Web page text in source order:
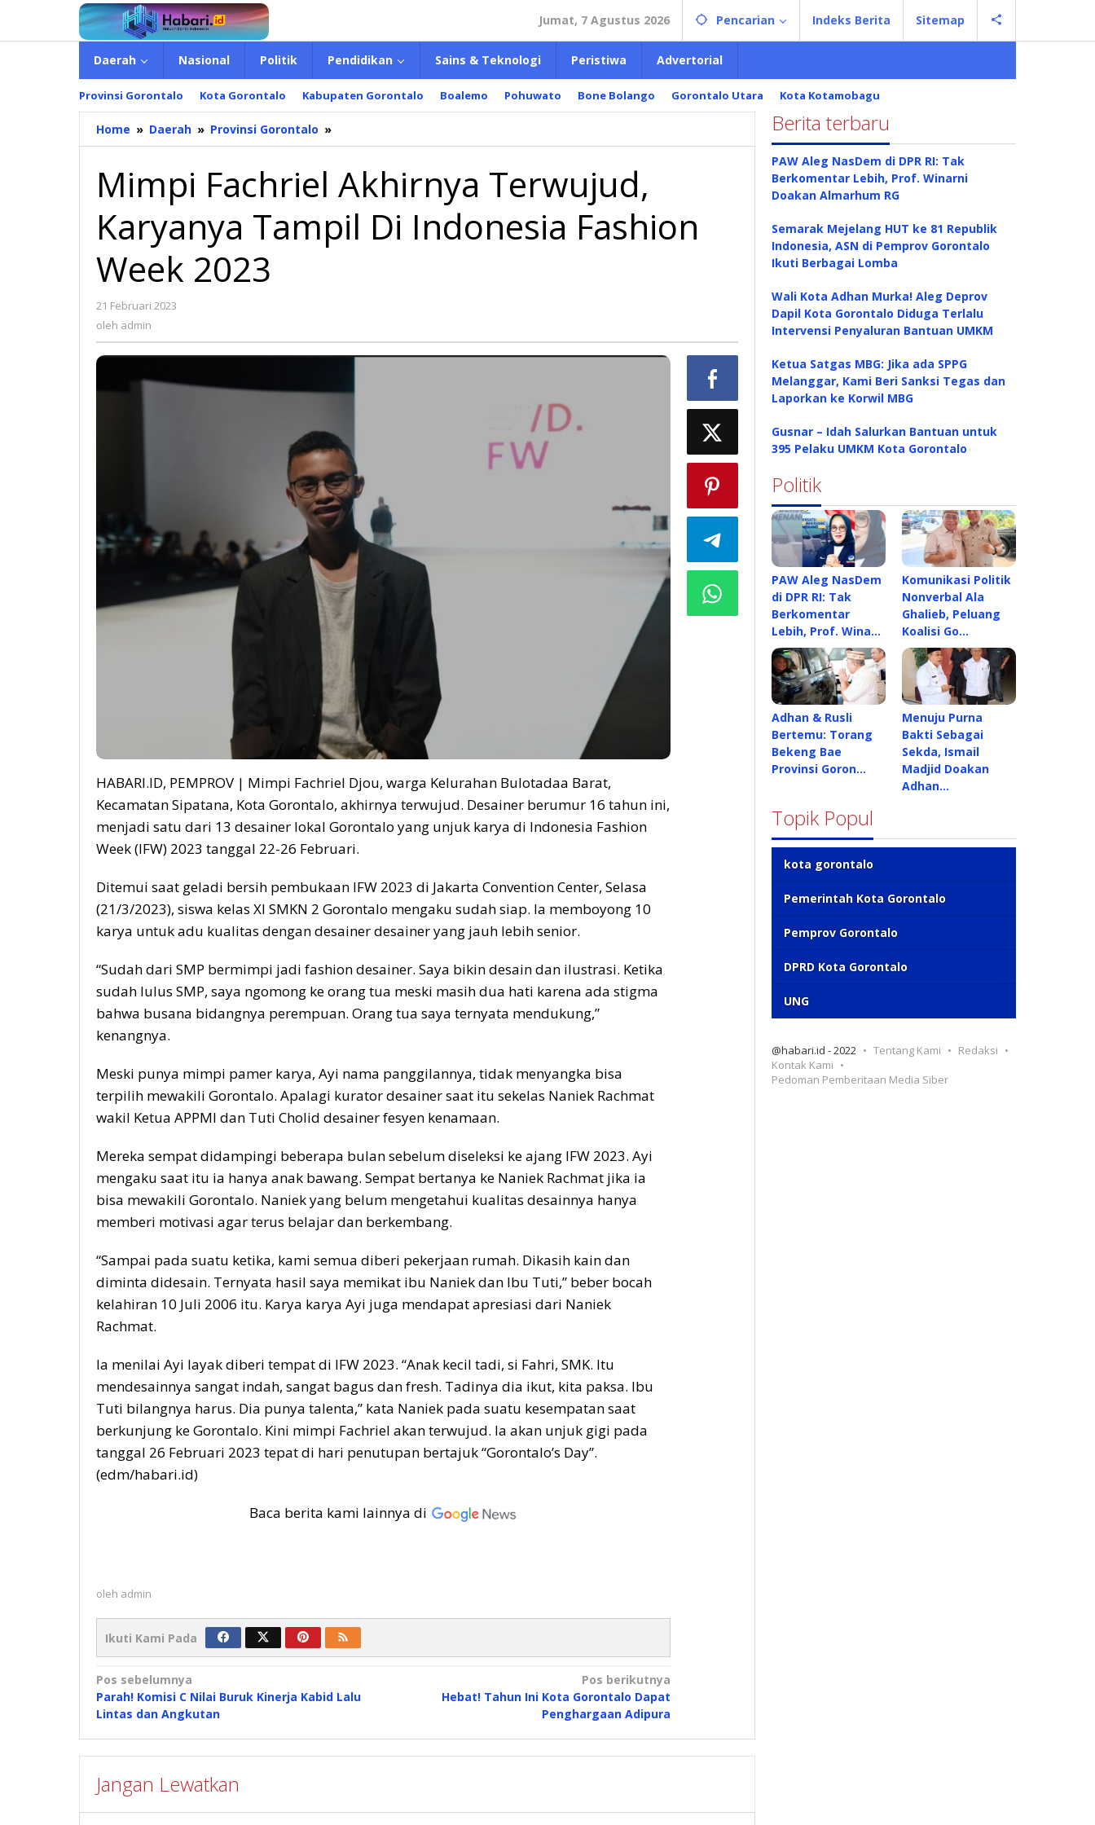
konten
Jumat, 7 Agustus 2026 Pencarian Indeks Berita Sitemap
Daerah Nasional Politik Pendidikan Sains & Teknologi Peristiwa Advertorial
Provinsi Gorontalo Kota Gorontalo Kabupaten Gorontalo Boalemo Pohuwato Bone Bolango Gorontalo Utara Kota Kotamobagu
Home » Daerah » Provinsi Gorontalo »
Fachriel
Terwujud,
Karyanya
Tampil
Di
Mimpi Fachriel Akhirnya Terwujud,
Karyanya Tampil Di Indonesia Fashion
Week 2023
21 Februari 2023
oleh admin
HABARI.ID, PEMPROV | Mimpi Fachriel Djou, warga Kelurahan Bulotadaa Barat,
Kecamatan Sipatana, Kota Gorontalo, akhirnya terwujud. Desainer berumur 16 tahun ini,
menjadi satu dari 13 desainer lokal Gorontalo yang unjuk karya di Indonesia Fashion
Week (IFW) 2023 tanggal 22-26 Februari.
Ditemui saat geladi bersih pembukaan IFW 2023 di Jakarta Convention Center, Selasa
(21/3/2023), siswa kelas XI SMKN 2 Gorontalo mengaku sudah siap. Ia memboyong 10
karya untuk adu kualitas dengan desainer desainer yang jauh lebih senior.
“Sudah dari SMP bermimpi jadi fashion desainer. Saya bikin desain dan ilustrasi. Ketika
sudah lulus SMP, saya ngomong ke orang tua meski masih dua hati karena ada stigma
bahwa busana bidangnya perempuan. Orang tua saya ternyata mendukung,”
kenangnya.
Meski punya mimpi pamer karya, Ayi nama panggilannya, tidak menyangka bisa
terpilih mewakili Gorontalo. Apalagi kurator desainer saat itu sekelas Naniek Rachmat
wakil Ketua APPMI dan Tuti Cholid desainer fesyen kenamaan.
Mereka sempat didampingi beberapa bulan sebelum diseleksi ke ajang IFW 2023. Ayi
mengaku saat itu ia hanya anak bawang. Sempat bertanya ke Naniek Rachmat jika ia
bisa mewakili Gorontalo. Naniek yang belum mengetahui kualitas desainnya hanya
memberi motivasi agar terus belajar dan berkembang.
“Sampai pada suatu ketika, kami semua diberi pekerjaan rumah. Dikasih kain dan
diminta didesain. Ternyata hasil saya memikat ibu Naniek dan Ibu Tuti,” beber bocah
kelahiran 10 Juli 2006 itu. Karya karya Ayi juga mendapat apresiasi dari Naniek
Rachmat.
Ia menilai Ayi layak diberi tempat di IFW 2023. “Anak kecil tadi, si Fahri, SMK. Itu
mendesainnya sangat indah, sangat bagus dan fresh. Tadinya dia ikut, kita paksa. Ibu
Tuti bilangnya harus. Dia punya talenta,” kata Naniek pada suatu kesempatan saat
berkunjung ke Gorontalo. Kini mimpi Fachriel akan terwujud. Ia akan unjuk gigi pada
tanggal 26 Februari 2023 tepat di hari penutupan bertajuk “Gorontalo’s Day”.
(edm/habari.id)
Baca berita kami lainnya di
oleh admin
Ikuti Kami Pada
Navigasi
pos
Pos sebelumnya
Parah! Komisi C Nilai Buruk Kinerja Kabid Lalu
Lintas dan Angkutan
Pos berikutnya
Hebat! Tahun Ini Kota Gorontalo Dapat
Penghargaan Adipura
Jangan Lewatkan
Berita terbaru
PAW Aleg NasDem di DPR RI: Tak
Berkomentar Lebih, Prof. Winarni
Doakan Almarhum RG
Semarak Mejelang HUT ke 81 Republik
Indonesia, ASN di Pemprov Gorontalo
Ikuti Berbagai Lomba
Wali Kota Adhan Murka! Aleg Deprov
Dapil Kota Gorontalo Diduga Terlalu
Intervensi Penyaluran Bantuan UMKM
Ketua Satgas MBG: Jika ada SPPG
Melanggar, Kami Beri Sanksi Tegas dan
Laporkan ke Korwil MBG
Gusnar – Idah Salurkan Bantuan untuk
395 Pelaku UMKM Kota Gorontalo
Politik
PAW Aleg NasDem
di DPR RI: Tak
Berkomentar
Lebih, Prof. Wina…
Komunikasi Politik
Nonverbal Ala
Ghalieb, Peluang
Koalisi Go…
Adhan & Rusli
Bertemu: Torang
Bekeng Bae
Provinsi Goron…
Menuju Purna
Bakti Sebagai
Sekda, Ismail
Madjid Doakan
Adhan…
Topik Popul
kota gorontalo
Pemerintah Kota Gorontalo
Pemprov Gorontalo
DPRD Kota Gorontalo
UNG
@habari.id - 2022 Tentang Kami
Redaksi
Kontak Kami
Pedoman Pemberitaan Media Siber